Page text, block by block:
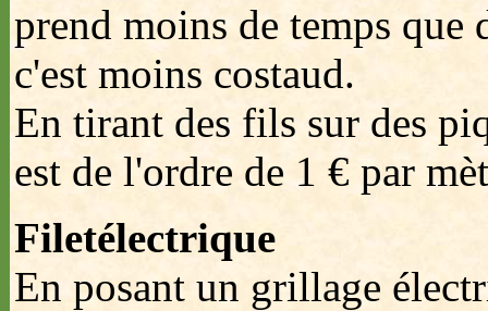
prend moins de temps
c'est moins costaud.
En tirant des fils sur des
est de l'ordre de 1 € par
Filetélectrique
En posant un grillage